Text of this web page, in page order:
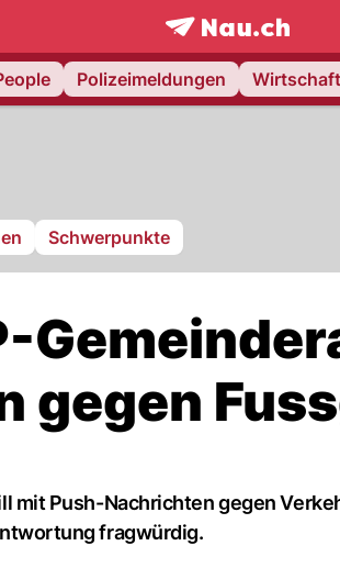
frontpage.NAU.ch
Polizeimeldungen Wirtschaft
Schwerpunkte
gegen
mit Push-Nachrichten gegen
fragwürdig.